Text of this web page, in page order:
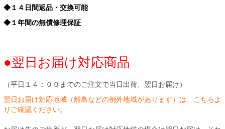
◆１４日間返品・交換可能
◆１年間の無償修理保証
●翌日お届け対応商品
（平日１４：００までのご注文で当日出荷、翌日お届け）
翌日お届け対応地域（離島などの例外地域があります）は、こちらよ
りご確認ください。